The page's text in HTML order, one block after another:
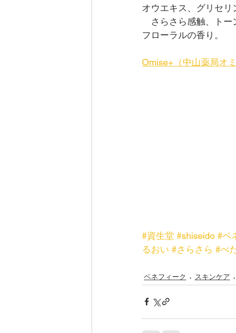
オウエキス、グリセ
さらさら感触、トー
フローラルの香り。
Omise+（中山薬局オ
#資生堂 #shiseido #ベ
るおい #さらさら #べ
ベネフィーク スキンケア